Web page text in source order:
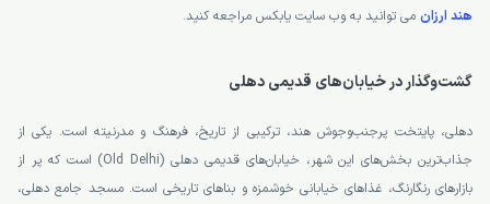
هند ارزان می توانید به وب سایت یابکس مراجعه کنید.
گشت‌وگذار در خیابان‌های قدیمی دهلی
دهلی، پایتخت پرجنب‌وجوش هند، ترکیبی از تاریخ، فرهنگ و مدرنیته است. یکی از
جذاب‌ترین بخش‌های این شهر، خیابان‌های قدیمی دهلی (Old Delhi) است که پر از
بازارهای رنگارنگ، غذاهای خیابانی خوشمزه و بناهای تاریخی است. مسجد جامع دهلی،